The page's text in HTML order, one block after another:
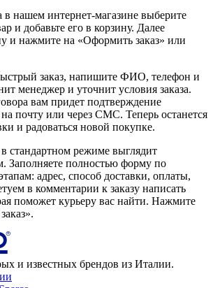
в нашем интернет-магазине выберите
и добавьте его в корзину. Далее
и нажмите на «Оформить заказ» или
заказ, напишите ФИО, телефон и
менеджер и уточнит условия заказа.
вам придет подтверждение
почту или через СМС. Теперь останется
и радоваться новой покупке.
стандартном режиме выглядит
Заполняете полностью форму по
адрес, способ доставки, оплаты,
в комментарии к заказу написать
поможет курьеру вас найти. Нажмите
и известных брендов из Италии.